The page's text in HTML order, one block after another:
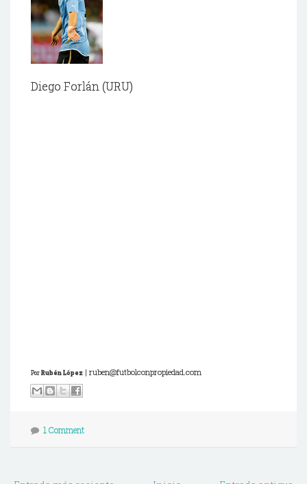
Diego Forlán (URU)
PorRubén López | ruben@futbolconpropiedad.com
1 Comment